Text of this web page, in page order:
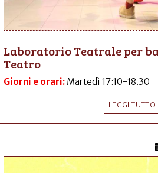
Laboratorio Teatrale per
Teatro
Giorni e orari: Martedì 17:10-18.30
LEGGI TUTTO